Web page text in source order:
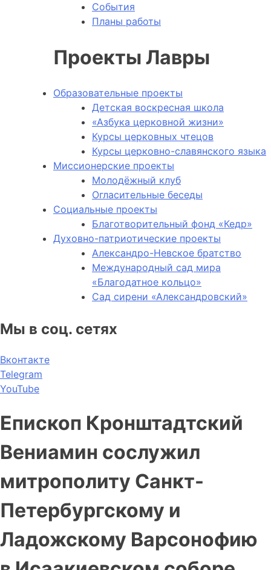
События
Планы работы
Проекты Лавры
Образовательные проекты
Детская воскресная школа
«Азбука церковной жизни»
Курсы церковных чтецов
Курсы церковно-славянского языка
Миссионерские проекты
Молодёжный клуб
Огласительные беседы
Социальные проекты
Благотворительный фонд «Кедр»
Духовно-патриотические проекты
Александро-Невское братство
Международный сад мира
«Благодатное кольцо»
Сад сирени «Александровский»
Мы в соц. сетях
Вконтакте
Telegram
YouTube
Епископ Кронштадтский
Вениамин сослужил
митрополиту Санкт-
Петербургскому и
Ладожскому Варсонофию